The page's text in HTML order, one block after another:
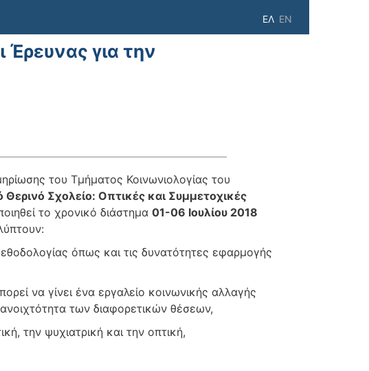
EN
ΕΛ
Έρευνας για την
του Τμήματος Κοινωνιολογίας του
Θερινό Σχολείο: Οπτικές και Συμμετοχικές
το χρονικό διάστημα 01-06 Ιουλίου 2018
όπως και τις δυνατότητες εφαρμογής
να γίνει ένα εργαλείο κοινωνικής αλλαγής
των διαφορετικών θέσεων,
την ψυχιατρική και την οπτική,